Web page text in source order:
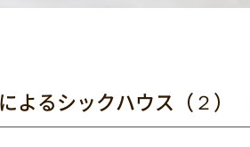
よるシックハウス（２）